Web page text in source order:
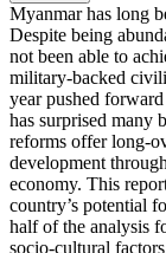
Myanmar has long
Despite being
not been able to
military-backed
year pushed
has surprised many
reforms offer long-
development
economy. This
country’s potential
half of the analysis
socio-cultural